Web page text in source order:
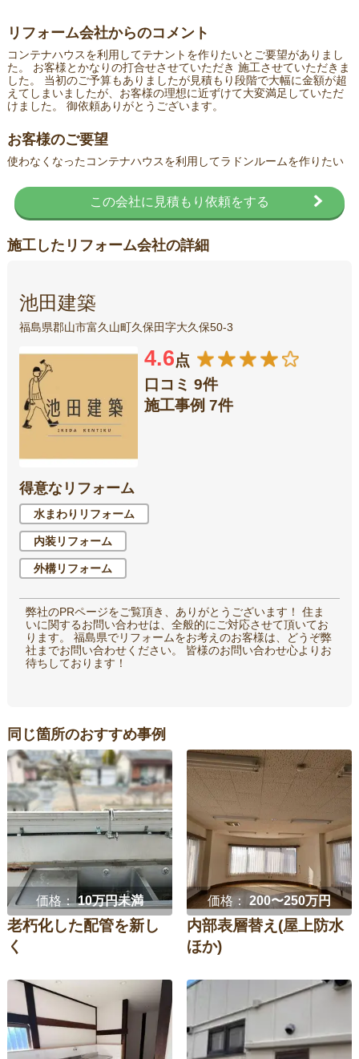
リフォーム会社からのコメント
コンテナハウスを利用してテナントを作りたいとご要望がありまし
た。 お客様とかなりの打合せさせていただき 施工させていただきま
した。 当初のご予算もありましたが見積もり段階で大幅に金額が超
えてしまいましたが、お客様の理想に近ずけて大変満足していただ
けました。 御依頼ありがとうございます。
お客様のご要望
使わなくなったコンテナハウスを利用してラドンルームを作りたい
この会社に見積もり依頼をする
施工したリフォーム会社の詳細
池田建築
福島県郡山市富久山町久保田字大久保50-3
4.6点
口コミ 9件
施工事例 7件
得意なリフォーム
水まわりリフォーム
内装リフォーム
外構リフォーム
弊社のPRページをご覧頂き、ありがとうございます！ 住ま
いに関するお問い合わせは、全般的にご対応させて頂いてお
ります。 福島県でリフォームをお考えのお客様は、どうぞ弊
社までお問い合わせください。 皆様のお問い合わせ心よりお
待ちしております！
同じ箇所のおすすめ事例
価格：10万円未満
老朽化した配管を新し
く
価格： 200〜250万円
内部表層替え(屋上防水
ほか)